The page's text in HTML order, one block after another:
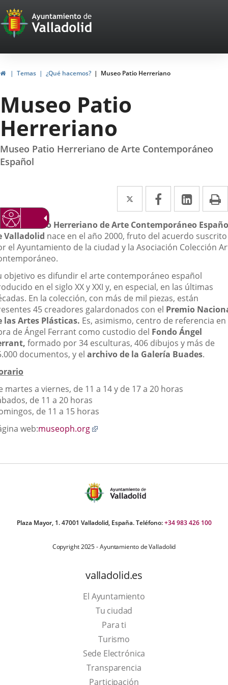
Portal
Web
del
Ayuntamiento
de
Valladolid
HomeTemas ¿Qué hacemos? Museo Patio Herreriano
Museo Patio
Herreriano
Museo Patio Herreriano de Arte Contemporáneo
Español
Twitter
Enlace
a
una
aplicación
Facebook
Enlace
a
una
aplicación
Enlace
a
una
Museo Patio Herreriano de Arte Contemporáneo
Valladolid nace en el año 2000, fruto del acuerdo suscrito
el Ayuntamiento de la ciudad y la Asociación Colección
objetivo es difundir el arte contemporáneo español
en el siglo XX y XXI y, en especial, en las últimas
En la colección, con más de mil piezas, están
45 creadores galardonados con el Premio
las Artes Plásticas. Es, asimismo, centro de referencia en
de Ángel Ferrant como custodio del Fondo Ángel
formado por 34 esculturas, 406 dibujos y más de
documentos, y el archivo de la Galería Buades.
martes a viernes, de 11 a 14 y de 17 a 20 horas
de 11 a 20 horas
de 11 a 15 horas
web:museoph.org
aplicación
Plaza Mayor, 1. 47001 Valladolid, España. Teléfono:+34 983 426 100
Copyright 2025 - Ayuntamiento de Valladolid
valladolid.es
El Ayuntamiento
Tu ciudad
Para ti
TurismoThis
link
will
open
Sede Electrónica
Transparencia
Participación